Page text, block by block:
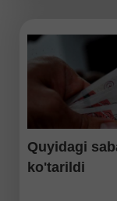
Quyidagi
ko'tarildi